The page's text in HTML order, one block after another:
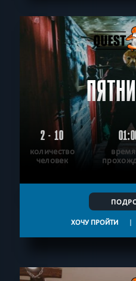
2 - 10
количество
человек
ХОЧУ ПРОЙТИ |